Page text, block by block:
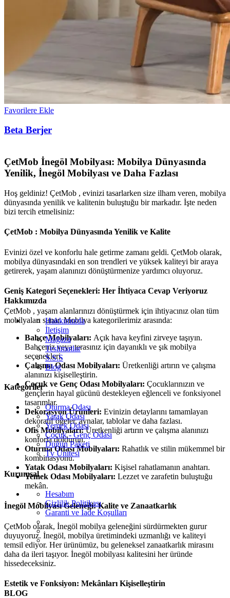
Favorilere Ekle
Beta Berjer
ÇetMob İnegöl Mobilyası: Mobilya Dünyasında
Yenilik, İnegöl Mobilyası ve Daha Fazlası
Hoş geldiniz! ÇetMob , evinizi tasarlarken size ilham veren, mobilya
dünyasında yenilik ve kalitenin buluştuğu bir markadır. İşte neden
bizi tercih etmelisiniz:
ÇetMob : Mobilya Dünyasında Yenilik ve Kalite
Evinizi özel ve konforlu hale getirme zamanı geldi. ÇetMob olarak,
mobilya dünyasındaki en son trendleri ve yüksek kaliteyi bir araya
getirerek, yaşam alanınızı dönüştürmenize yardımcı oluyoruz.
Geniş Kategori Seçenekleri: Her İhtiyaca Cevap Veriyoruz
ÇetMob , yaşam alanlarınızı dönüştürmek için ihtiyacınız olan tüm
mobilyaları sunar. Mobilya kategorilerimiz arasında:
Bahçe Mobilyaları: Açık hava keyfini zirveye taşıyın.
Bahçeniz veya terasınız için dayanıklı ve şık mobilya
seçenekleri.
Çalışma Odası Mobilyaları: Üretkenliği artırın ve çalışma
alanınızı kişiselleştirin.
Çocuk ve Genç Odası Mobilyaları: Çocuklarınızın ve
gençlerin hayal gücünü destekleyen eğlenceli ve fonksiyonel
tasarımlar.
Dekorasyon Ürünleri: Evinizin detaylarını tamamlayan
dekoratif öğeler, aynalar, tablolar ve daha fazlası.
Ofis Mobilyaları:Üretkenliği artırın ve çalışma alanınızı
konforla doldurun.
Oturma Odası Mobilyaları: Rahatlık ve stilin mükemmel bir
kombinasyonu.
Yatak Odası Mobilyaları: Kişisel rahatlamanın anahtarı.
Yemek Odası Mobilyaları: Lezzet ve zarafetin buluştuğu
mekân.
İnegöl Mobilyası Geleneği: Kalite ve Zanaatkarlık
ÇetMob olarak, İnegöl mobilya geleneğini sürdürmekten gurur
duyuyoruz. İnegöl, mobilya üretimindeki uzmanlığı ve kaliteyi
temsil ediyor. Her ürünümüz, bu geleneksel zanaatkarlık mirasını
daha da ileri taşıyor. İnegöl mobilyası kalitesini her üründe
hissedeceksiniz.
Estetik ve Fonksiyon: Mekânları Kişiselleştirin
Hakkımızda
Hakkımızda
İletişim
Mağaza
Teslimatlar
S.S.S
Blog
Kategoriler
Oturma Odası
Yatak Odası
Yemek Odası
Çocuk - Genç Odası
Düğün Paketi
Tv Ünitesi
Kurumsal
Hesabım
Gizlilik Politikası
Garanti ve İade Koşulları
BLOG